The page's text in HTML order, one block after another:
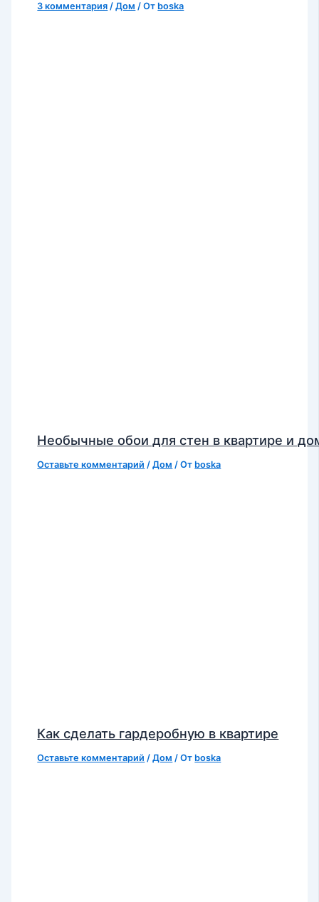
3 комментария /Дом / От boska
Необычные обои для стен в квартире и
Оставьте комментарий /Дом / От boska
Как сделать гардеробную в квартире
Оставьте комментарий /Дом / От boska